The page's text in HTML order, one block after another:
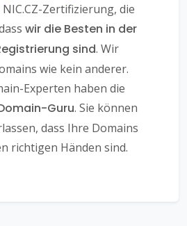
Zertifizierung, die
wir die Besten in der
sind. Wir
wie kein anderer.
Experten haben die
Guru. Sie können
dass Ihre Domains
richtigen Händen sind.